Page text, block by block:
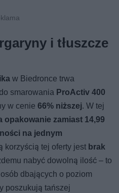
i tłuszcze
w Biedronce trwa
smarowania ProActiv 400
w cenie66% niższej. W tej
opakowanie zamiast 14,99
na jednym
korzyścią tej oferty jest brak
nabyć dowolną ilość – to
dbających o poziom
poszukują tańszej